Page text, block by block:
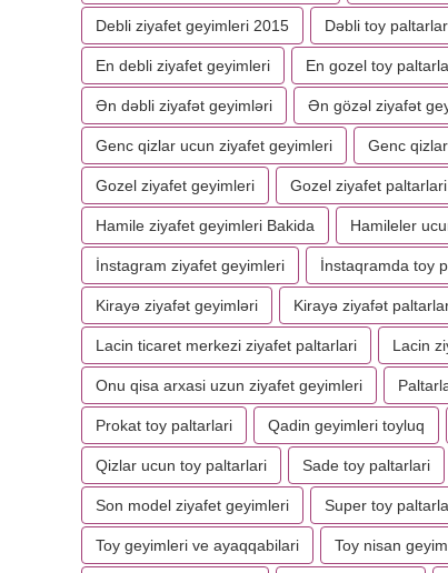
Debli ziyafet geyimleri 2015 Dəbli toy
En debli ziyafet geyimleri En gozel toy
Ən dəbli ziyafət geyimləri Ən gözəl ziyafət
Genc qizlar ucun ziyafet geyimleri Genc
Gozel ziyafet geyimleri Gozel ziyafet paltarlari
Hamile ziyafet geyimleri Bakida Hamileler
İnstagram ziyafet geyimleri İnstaqramda toy
Kirayə ziyafət geyimləri Kirayə ziyafət
Lacin ticaret merkezi ziyafet paltarlari Lacin
Onu qisa arxasi uzun ziyafet geyimleri
Prokat toy paltarlari Qadin geyimleri toyluq
Qizlar ucun toy paltarlari Sade toy paltarlari
Son model ziyafet geyimleri Super toy
Toy geyimleri ve ayaqqabilari Toy nisan